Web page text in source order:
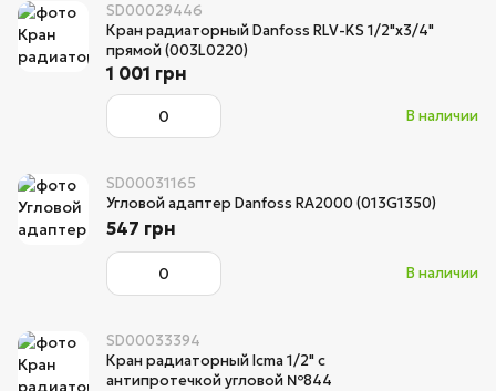
SD00029446
Кран радиаторный Danfoss RLV-KS 1/2"х3/4"
прямой (003L0220)
В наличии
1 001 грн
SD00031165
Угловой адаптер Danfoss RA2000 (013G1350)
В наличии
547 грн
SD00033394
Кран радиаторный Icma 1/2" с
антипротечкой угловой №844